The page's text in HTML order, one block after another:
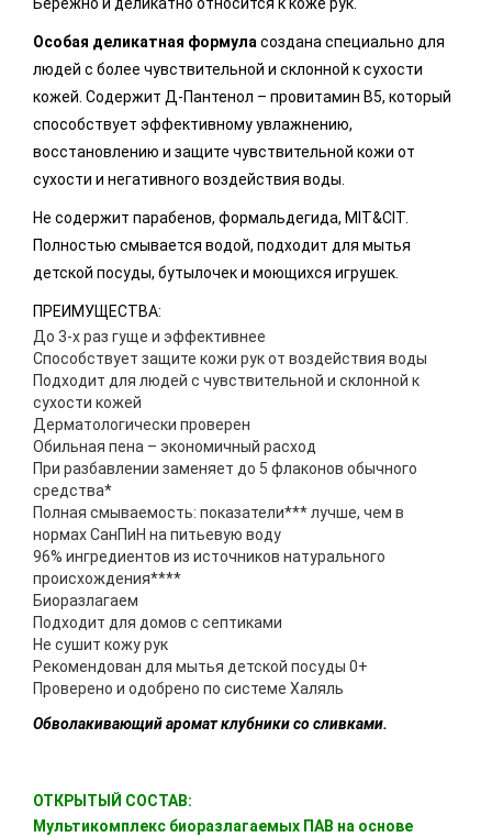
Бережно и деликатно относится к коже рук.
Особая деликатная формуласоздана специально для
людей с более чувствительной и склонной к сухости
кожей. Содержит Д-Пантенол – провитамин B5, который
способствует эффективному увлажнению,
восстановлению и защите чувствительной кожи от
сухости и негативного воздействия воды.
Не содержит парабенов, формальдегида, MIT&CIT.
Полностью смывается водой, подходит для мытья
детской посуды, бутылочек и моющихся игрушек.
ПРЕИМУЩЕСТВА:
До 3-х раз гуще и эффективнее
Способствует защите кожи рук от воздействия воды
Подходит для людей с чувствительной и склонной к
сухости кожей
Дерматологически проверен
Обильная пена – экономичный расход
При разбавлении заменяет до 5 флаконов обычного
средства*
Полная смываемость: показатели*** лучше, чем в
нормах СанПиН на питьевую воду
96% ингредиентов из источников натурального
происхождения****
Биоразлагаем
Подходит для домов с септиками
Не сушит кожу рук
Рекомендован для мытья детской посуды 0+
Проверено и одобрено по системе Халяль
Обволакивающий аромат клубники со сливками.
ОТКРЫТЫЙ СОСТАВ:
Мультикомплекс биоразлагаемых ПАВ на основе